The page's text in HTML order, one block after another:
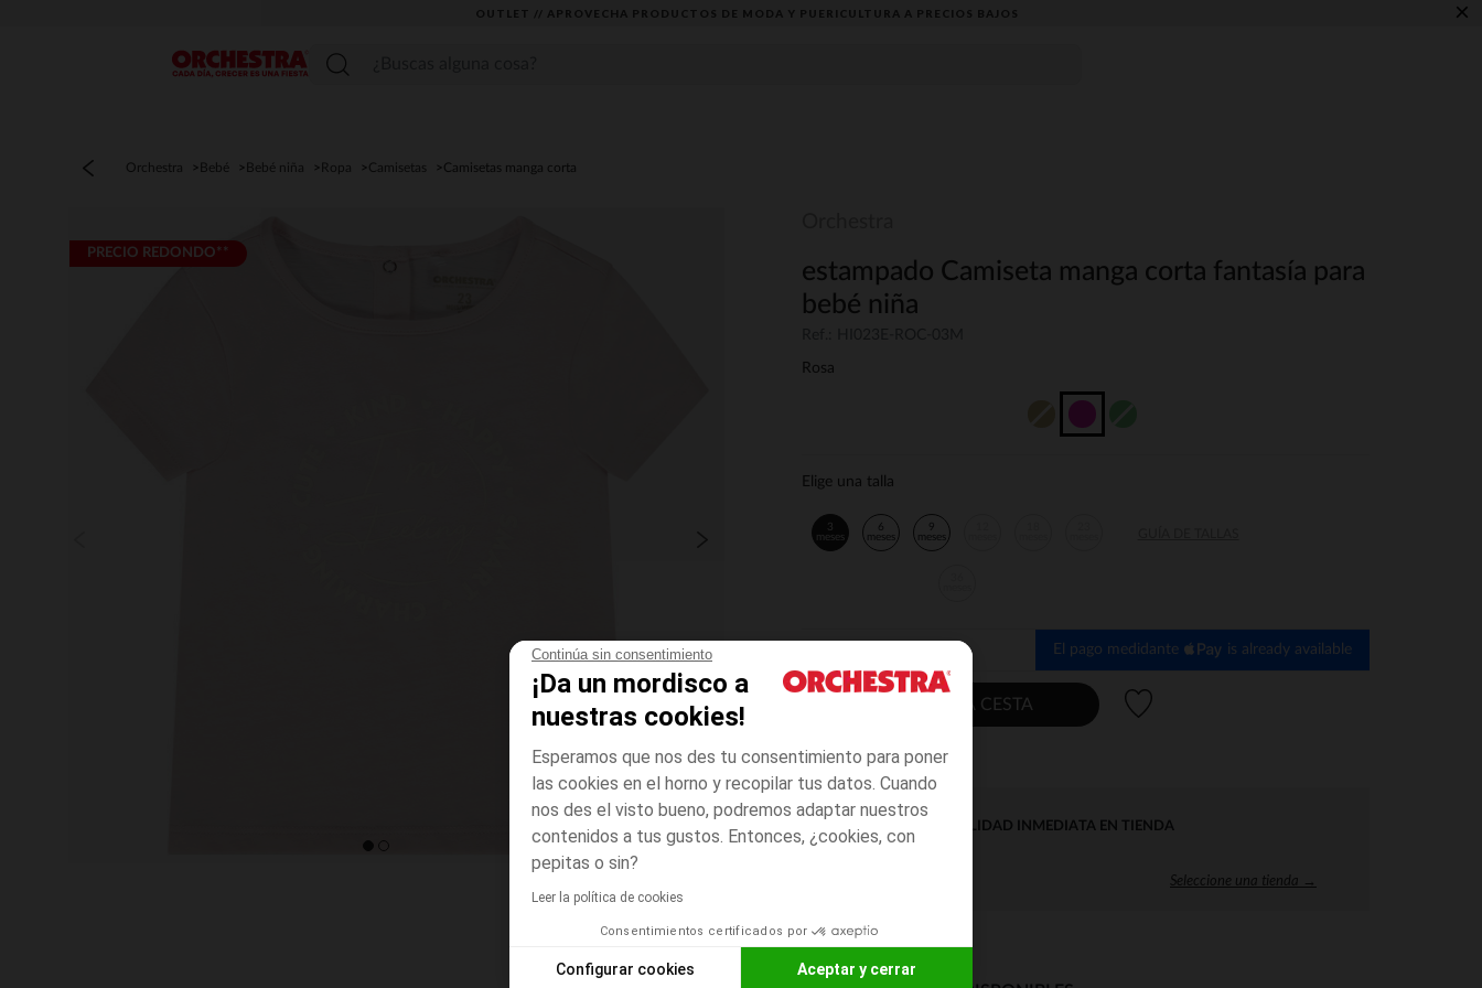
Continúa sin consentimiento
¡Da un mordisco a
nuestras cookies!
Esperamos que nos des tu consentimiento para poner
las cookies en el horno y recopilar tus datos. Cuando
nos des el visto bueno, podremos adaptar nuestros
contenidos a tus gustos. Entonces, ¿cookies, con
pepitas o sin?
Leer la política de cookies
Consentimientos certificados por
Configurar cookies Aceptar y cerrar
OUTLET // APROVECHA PRODUCTOS DE MODA Y PUERICULTURA A PRECIOS BAJOS ×
Menú
Orchestra Bebé Bebé niña Ropa Camisetas Camisetas manga corta
PRECIO REDONDO**
estampado Camiseta manga corta fantasía para
bebé niña
Rosa
Elige una talla
3
meses
6
meses
9
meses
El pago medidante is already available
AÑADIR A LA CESTA
DISPONIBILIDAD INMEDIATA EN TIENDA
Seleccione una tienda →